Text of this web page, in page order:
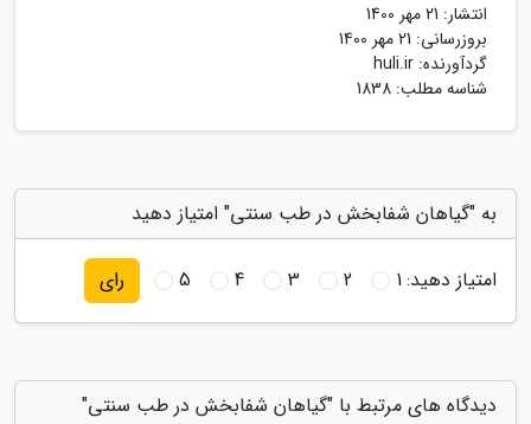
انتشار: 21 مهر 1400
بروزرسانی: 21 مهر 1400
گردآورنده: huli.ir
شناسه مطلب: 1838
به "گیاهان شفابخش در طب سنتی" امتیاز دهید
امتیاز دهید:1
2
3
4
5 رای
دیدگاه های مرتبط با "گیاهان شفابخش در طب سنتی"